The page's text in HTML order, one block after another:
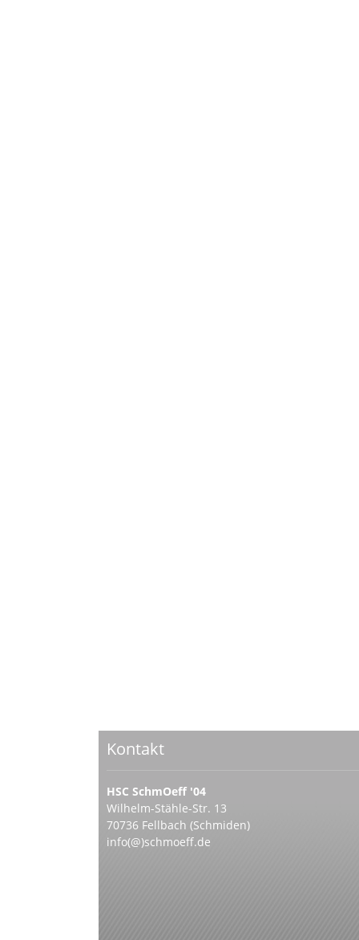
Kontakt
HSC SchmOeff '04
Wilhelm-Stähle-Str. 13
70736 Fellbach (Schmiden)
info(@)schmoeff.de